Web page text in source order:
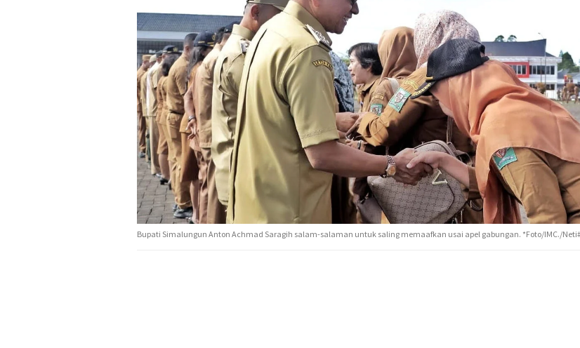
Bupati Simalungun Anton Achmad Saragih salam-salaman untuk saling memaafkan usai apel gabungan. *Foto/IMC./